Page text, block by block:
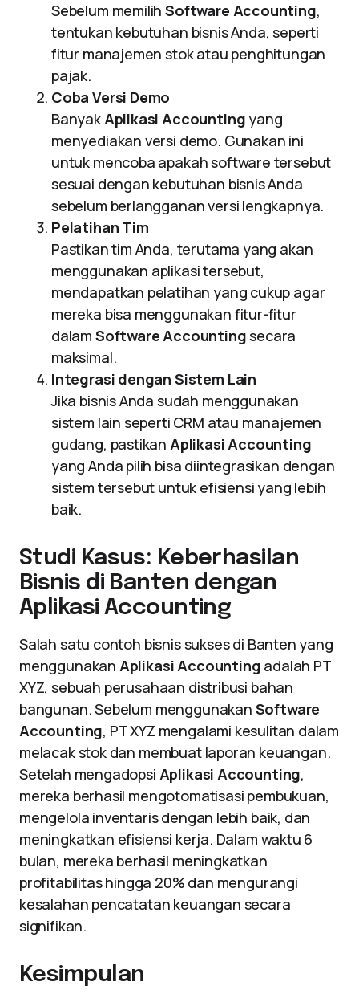
Sebelum memilihSoftware Accounting,
tentukan kebutuhan bisnis Anda, seperti
fitur manajemen stok atau penghitungan
pajak.
Coba Versi Demo
BanyakAplikasi Accounting yang
menyediakan versi demo. Gunakan ini
untuk mencoba apakah software tersebut
sesuai dengan kebutuhan bisnis Anda
sebelum berlangganan versi lengkapnya.
Pelatihan Tim
Pastikan tim Anda, terutama yang akan
menggunakan aplikasi tersebut,
mendapatkan pelatihan yang cukup agar
mereka bisa menggunakan fitur-fitur
dalam Software Accountingsecara
maksimal.
Integrasi dengan Sistem Lain
Jika bisnis Anda sudah menggunakan
sistem lain seperti CRM atau manajemen
gudang, pastikan Aplikasi Accounting
yang Anda pilih bisa diintegrasikan dengan
sistem tersebut untuk efisiensi yang lebih
baik.
Studi Kasus: Keberhasilan
Bisnis di Banten dengan
Aplikasi Accounting
Salah satu contoh bisnis sukses di Banten yang
menggunakan Aplikasi Accounting adalah PT
XYZ, sebuah perusahaan distribusi bahan
bangunan. Sebelum menggunakan Software
Accounting, PT XYZ mengalami kesulitan dalam
melacak stok dan membuat laporan keuangan.
Setelah mengadopsi Aplikasi Accounting,
mereka berhasil mengotomatisasi pembukuan,
mengelola inventaris dengan lebih baik, dan
meningkatkan efisiensi kerja. Dalam waktu 6
bulan, mereka berhasil meningkatkan
profitabilitas hingga 20% dan mengurangi
kesalahan pencatatan keuangan secara
signifikan.
Kesimpulan